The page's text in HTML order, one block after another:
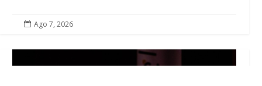
 Ago 7, 2026